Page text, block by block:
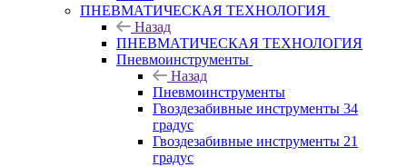
ПНЕВМАТИЧЕСКАЯ ТЕХНОЛОГИЯ
Назад
ПНЕВМАТИЧЕСКАЯ ТЕХНОЛОГИЯ
Пневмоинструменты
Назад
Пневмоинструменты
Гвоздезабивные инструменты 34
градус
Гвоздезабивные инструменты 21
градус